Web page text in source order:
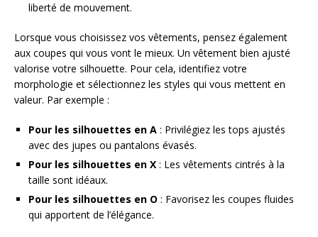
liberté de mouvement.
Lorsque vous choisissez vos vêtements, pensez également
aux coupes qui vous vont le mieux. Un vêtement bien ajusté
valorise votre silhouette. Pour cela, identifiez votre
morphologie et sélectionnez les styles qui vous mettent en
valeur. Par exemple :
Pour les silhouettes en A : Privilégiez les tops ajustés
avec des jupes ou pantalons évasés.
Pour les silhouettes en X : Les vêtements cintrés à la
taille sont idéaux.
Pour les silhouettes en O : Favorisez les coupes fluides
qui apportent de l’élégance.